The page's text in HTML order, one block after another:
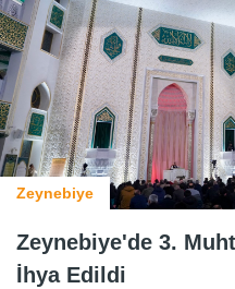
Zeynebiye
Zeynebiye'de 3.
İhya Edildi